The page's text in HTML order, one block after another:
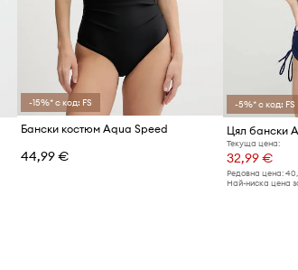
-15%* с код: FS
Бански костюм Aqua Speed
44,99 €
-5%* с код: FS
Цял бански
Текуща цена:
32,99 €
Редовна цена:
Най-ниска цена